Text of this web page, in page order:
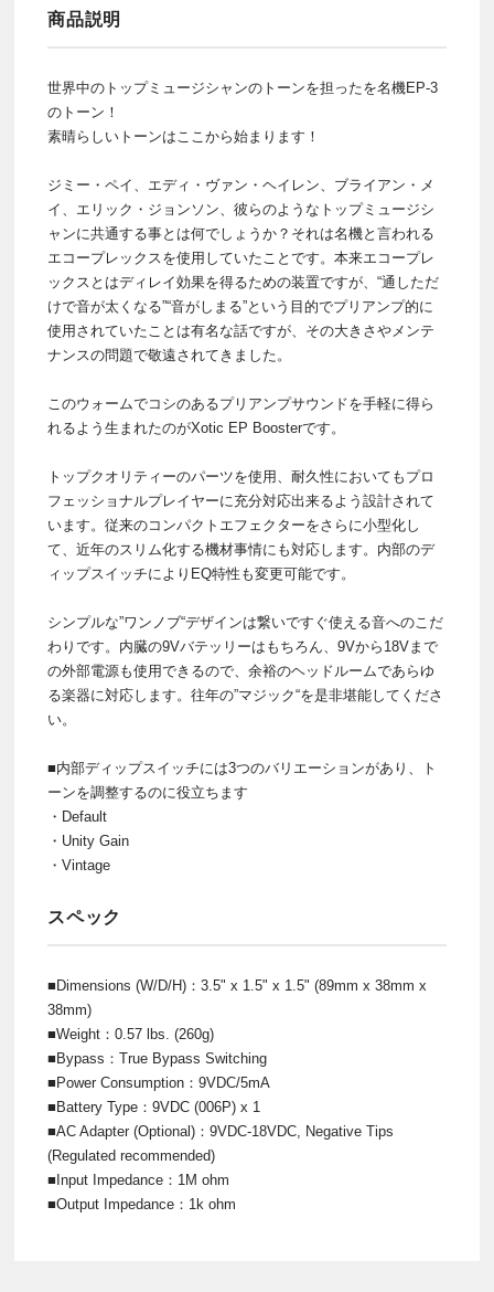
商品説明
世界中のトップミュージシャンのトーンを担ったを名機EP-3
のトーン！
素晴らしいトーンはここから始まります！
ジミー・ペイ、エディ・ヴァン・ヘイレン、ブライアン・メ
イ、エリック・ジョンソン、彼らのようなトップミュージシ
ャンに共通する事とは何でしょうか？それは名機と言われる
エコープレックスを使用していたことです。本来エコープレ
ックスとはディレイ効果を得るための装置ですが、“通しただ
けで音が太くなる”“音がしまる”という目的でプリアンプ的に
使用されていたことは有名な話ですが、その大きさやメンテ
ナンスの問題で敬遠されてきました。
このウォームでコシのあるプリアンプサウンドを手軽に得ら
れるよう生まれたのがXotic EP Boosterです。
トップクオリティーのパーツを使用、耐久性においてもプロ
フェッショナルプレイヤーに充分対応出来るよう設計されて
います。従来のコンパクトエフェクターをさらに小型化し
て、近年のスリム化する機材事情にも対応します。内部のデ
ィップスイッチによりEQ特性も変更可能です。
シンプルな”ワンノブ“デザインは繋いですぐ使える音へのこだ
わりです。内臓の9Vバテッリーはもちろん、9Vから18Vまで
の外部電源も使用できるので、余裕のヘッドルームであらゆ
る楽器に対応します。往年の”マジック“を是非堪能してくださ
い。
■内部ディップスイッチには3つのバリエーションがあり、ト
ーンを調整するのに役立ちます
・Default
・Unity Gain
・Vintage
スペック
■Dimensions (W/D/H)：3.5" x 1.5" x 1.5" (89mm x 38mm x
38mm)
■Weight：0.57 lbs. (260g)
■Bypass：True Bypass Switching
■Power Consumption：9VDC/5mA
■Battery Type：9VDC (006P) x 1
■AC Adapter (Optional)：9VDC-18VDC, Negative Tips
(Regulated recommended)
■Input Impedance：1M ohm
■Output Impedance：1k ohm